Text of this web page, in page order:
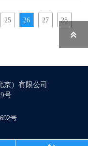
25 26 27
28
）有限公司
号
号
